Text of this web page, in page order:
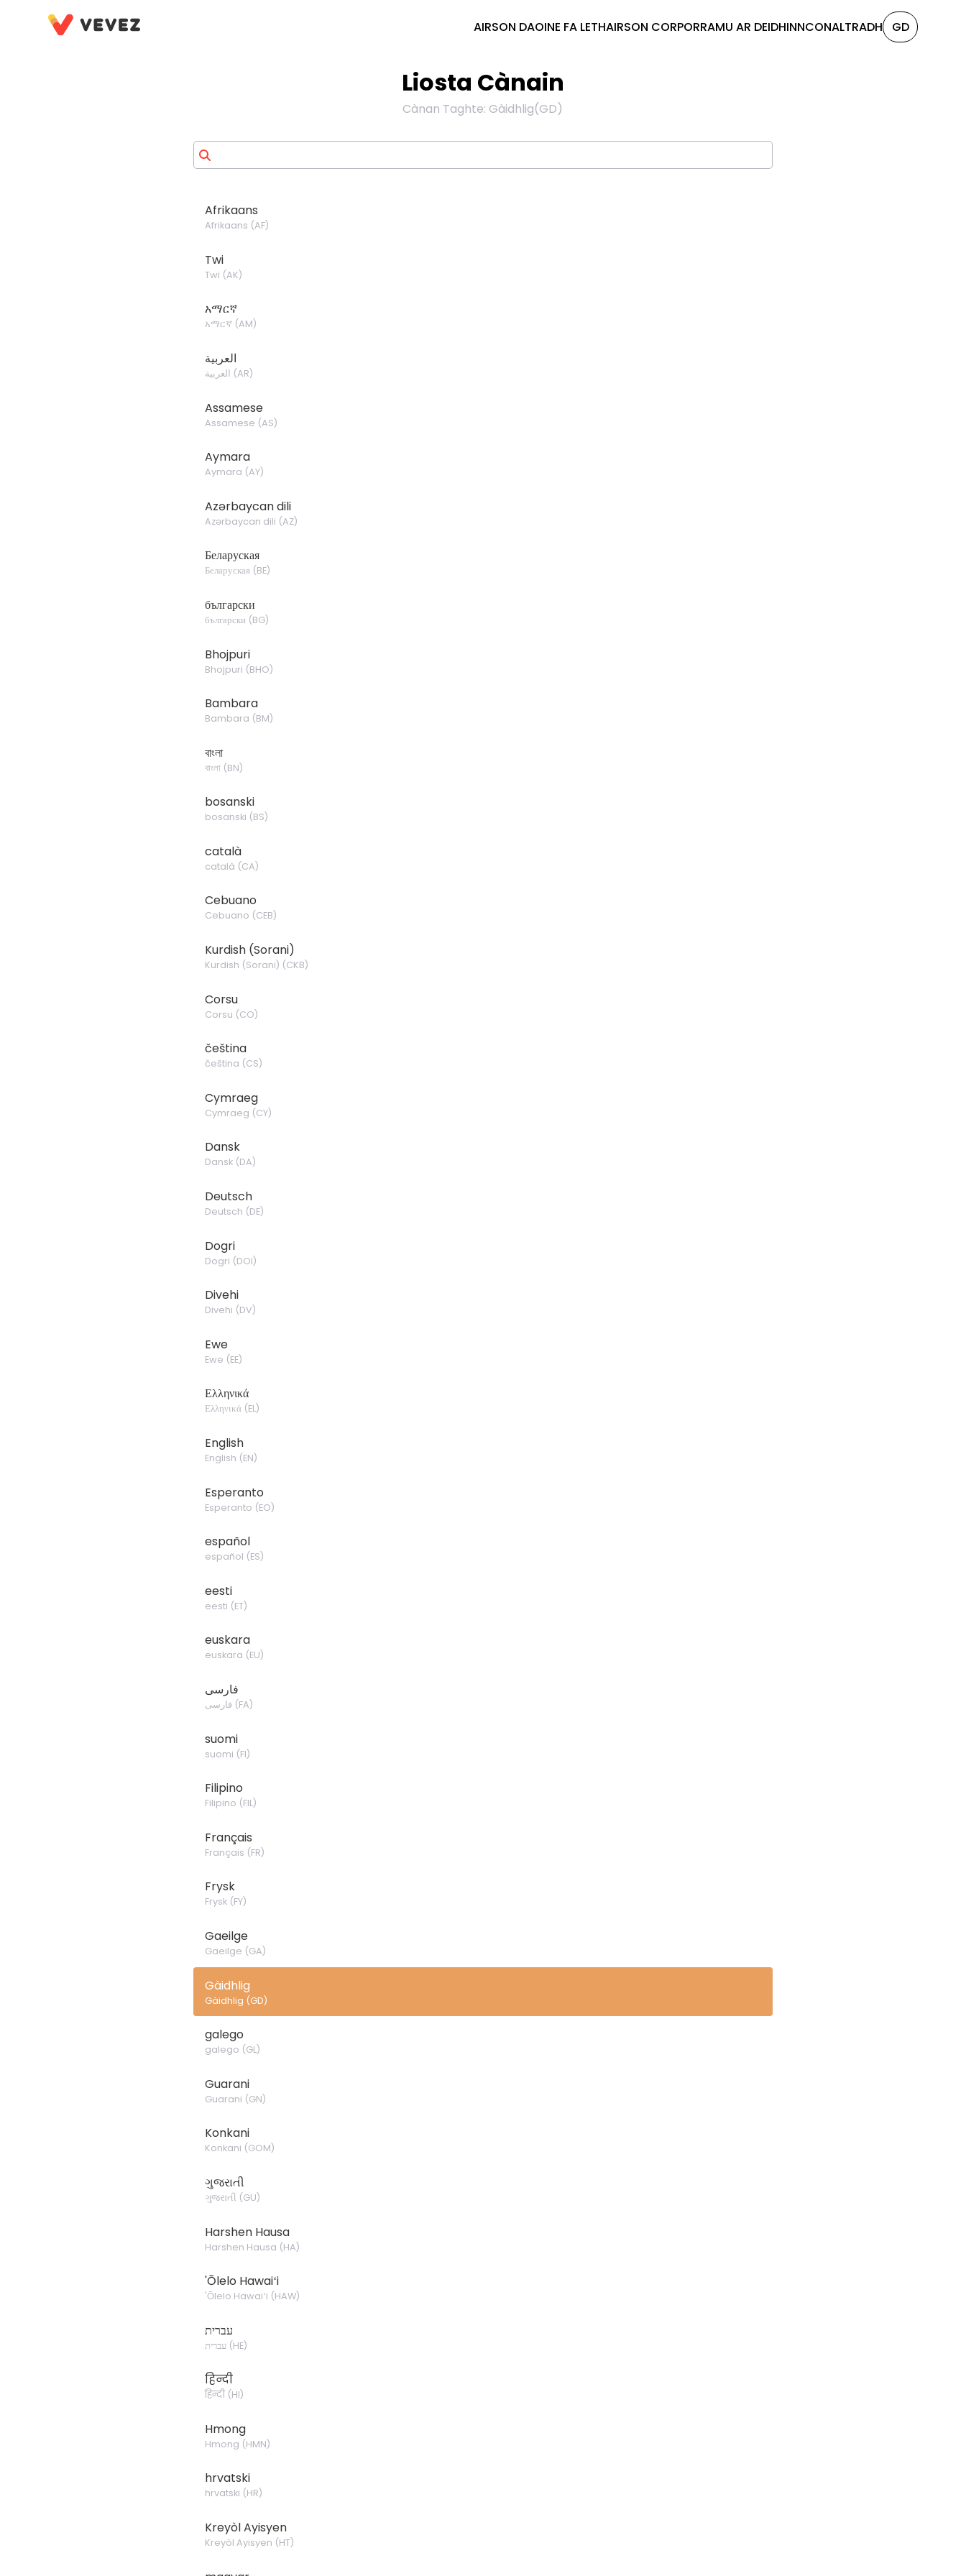
AIRSON DAOINE FA LETHAIRSON CORPORRAMU AR DEIDHINNCONALTRADH GD
Liosta Cànain
Cànan Taghte: Gàidhlig(GD)
Afrikaans
Afrikaans (AF)
Twi
Twi (AK)
አማርኛ
አማርኛ (AM)
العربية
العربية (AR)
Assamese
Assamese (AS)
Aymara
Aymara (AY)
Azərbaycan dili
Azərbaycan dili (AZ)
Беларуская
Беларуская (BE)
български
български (BG)
Bhojpuri
Bhojpuri (BHO)
Bambara
Bambara (BM)
বাংলা
বাংলা (BN)
bosanski
bosanski (BS)
català
català (CA)
Cebuano
Cebuano (CEB)
Kurdish (Sorani)
Kurdish (Sorani) (CKB)
Corsu
Corsu (CO)
čeština
čeština (CS)
Cymraeg
Cymraeg (CY)
Dansk
Dansk(DA)
Deutsch
Deutsch (DE)
Dogri
Dogri (DOI)
Divehi
Divehi (DV)
Ewe
Ewe (EE)
Ελληνικά
Ελληνικά(EL)
English
English (EN)
Esperanto
Esperanto (EO)
español
español (ES)
eesti
eesti (ET)
euskara
euskara (EU)
فارسی
فارسی (FA)
suomi
suomi (FI)
Filipino
Filipino (FIL)
Français
Français (FR)
Frysk
Frysk(FY)
Gaeilge
Gaeilge (GA)
Gàidhlig
Gàidhlig (GD)
galego
galego (GL)
Guarani
Guarani (GN)
Konkani
Konkani (GOM)
ગુજરાતી
ગુજરાતી (GU)
Harshen Hausa
Harshen Hausa (HA)
'Ōlelo Hawaiʻi
'Ōlelo Hawaiʻi (HAW)
עברית
עברית(HE)
हिन्दी
हिन्दी(HI)
Hmong
Hmong (HMN)
hrvatski
hrvatski (HR)
Kreyòl Ayisyen
Kreyòl Ayisyen (HT)